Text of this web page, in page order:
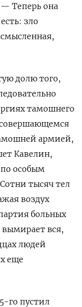
Теперь она
зло
долю того,
тамошнего
армией,
Кавелин,
особым
тысяч тел
воздух
больных
вся,
людей
еще
го пустил